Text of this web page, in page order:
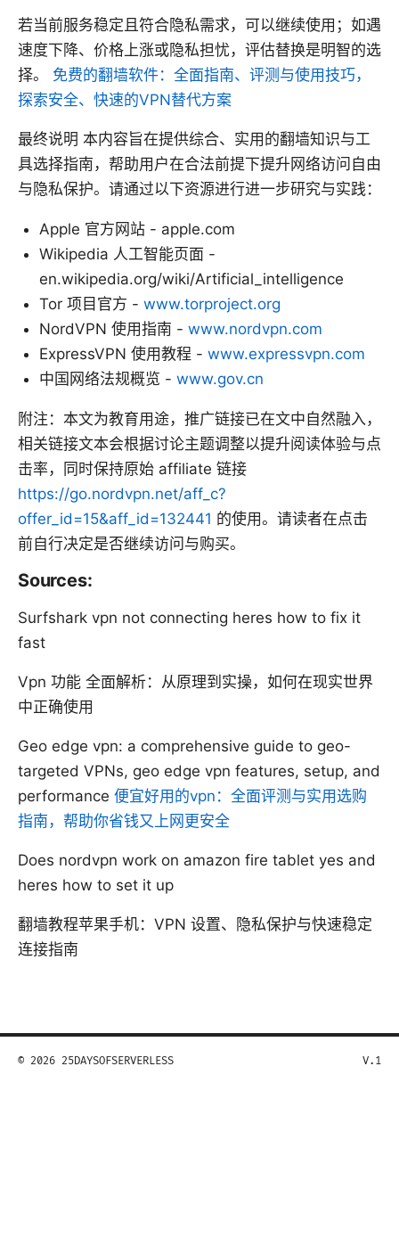
若当前服务稳定且符合隐私需求，可以继续使用；如遇
速度下降、价格上涨或隐私担忧，评估替换是明智的选
择。 免费的翻墙软件：全面指南、评测与使用技巧，
探索安全、快速的VPN替代方案
最终说明 本内容旨在提供综合、实用的翻墙知识与工
具选择指南，帮助用户在合法前提下提升网络访问自由
与隐私保护。请通过以下资源进行进一步研究与实践：
Apple 官方网站 - apple.com
Wikipedia 人工智能页面 -
en.wikipedia.org/wiki/Artificial_intelligence
Tor 项目官方 - www.torproject.org
NordVPN 使用指南 - www.nordvpn.com
ExpressVPN 使用教程 - www.expressvpn.com
中国网络法规概览 - www.gov.cn
附注：本文为教育用途，推广链接已在文中自然融入，
相关链接文本会根据讨论主题调整以提升阅读体验与点
击率，同时保持原始 affiliate 链接
https://go.nordvpn.net/aff_c?
offer_id=15&aff_id=132441 的使用。请读者在点击
前自行决定是否继续访问与购买。
Sources:
Surfshark vpn not connecting heres how to fix it
fast
Vpn 功能 全面解析：从原理到实操，如何在现实世界
中正确使用
Geo edge vpn: a comprehensive guide to geo-
targeted VPNs, geo edge vpn features, setup, and
performance 便宜好用的vpn：全面评测与实用选购
指南，帮助你省钱又上网更安全
Does nordvpn work on amazon fire tablet yes and
heres how to set it up
翻墙教程苹果手机：VPN 设置、隐私保护与快速稳定
连接指南
© 2026 25DAYSOFSERVERLESS V.1